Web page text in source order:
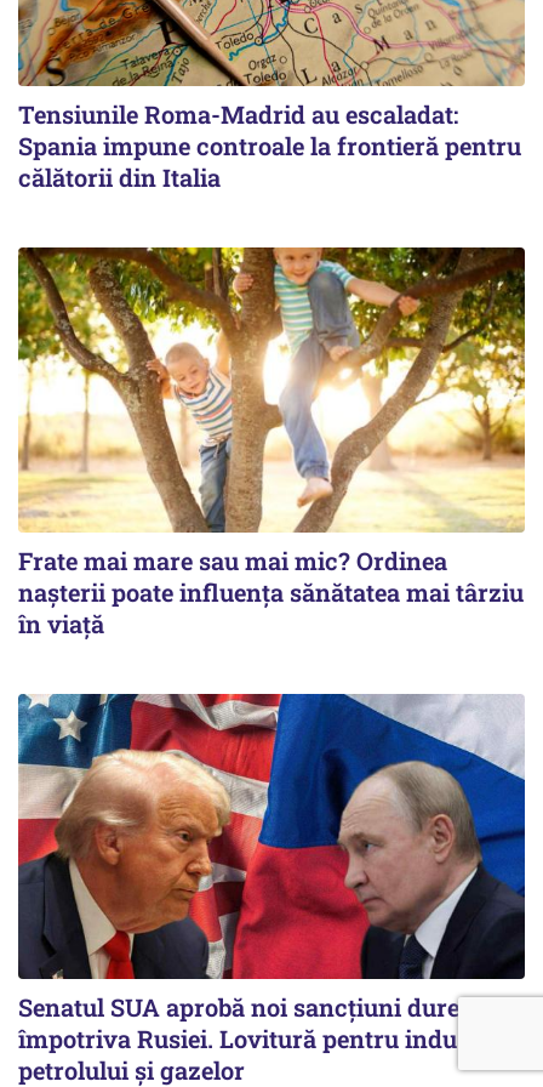
Tensiunile Roma-Madrid au escaladat:
Spania impune controale la frontieră pentru
călătorii din Italia
Frate mai mare sau mai mic? Ordinea
nașterii poate influența sănătatea mai târziu
în viață
Senatul SUA aprobă noi sancțiuni dure
împotriva Rusiei. Lovitură pentru industria
petrolului și gazelor